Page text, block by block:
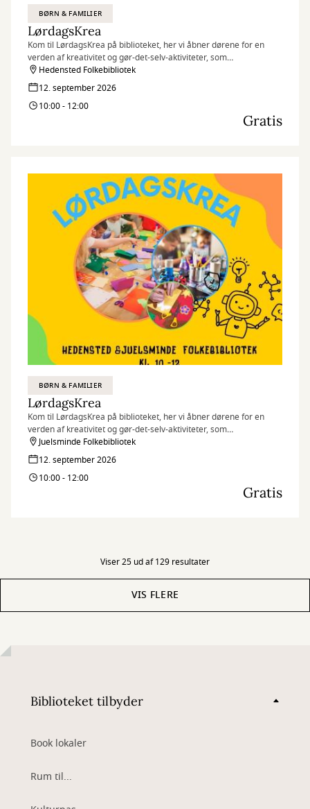
BØRN & FAMILIER
LørdagsKrea
Kom til LørdagsKrea på biblioteket, her vi åbner dørene for en
verden af kreativitet og gør-det-selv-aktiviteter, som
folkebiblioteket har gjort klar til jer. Uanset om I elsker at klippe,
klistre, male eller prøve nyt DIY, er der noget for alle.
Hedensted Folkebibliotek
12. september 2026
10:00 - 12:00
Gratis
BØRN & FAMILIER
LørdagsKrea
Kom til LørdagsKrea på biblioteket, her vi åbner dørene for en
verden af kreativitet og gør-det-selv-aktiviteter, som
folkebiblioteket har gjort klar til jer. Uanset om I elsker at klippe,
klistre, male eller prøve nyt DIY, er der noget for alle.
Juelsminde Folkebibliotek
12. september 2026
10:00 - 12:00
Gratis
Viser 25 ud af 129 resultater
VIS FLERE
Biblioteket tilbyder
Book lokaler
Rum til...